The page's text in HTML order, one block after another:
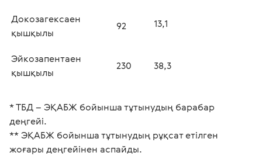
Докозагексаен
қышқылы
92 13,1
Эйкозапентаен
қышқылы
230 38,3
* ТБД – ЭҚАБЖ бойынша тұтынудың барабар
деңгейі.
** ЭҚАБЖ бойынша тұтынудың рұқсат етілген
жоғары деңгейінен аспайды.